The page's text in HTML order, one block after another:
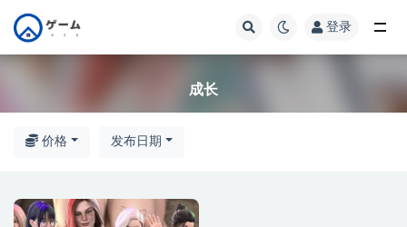
登录
成长
价格 发布日期